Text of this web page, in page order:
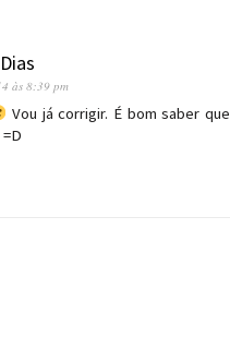
às 8:39 pm
Vou já corrigir. É bom saber